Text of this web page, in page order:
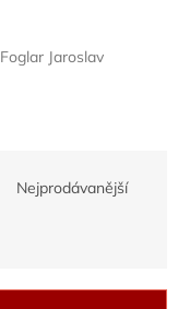
Foglar Jaroslav
Nejprodávanější